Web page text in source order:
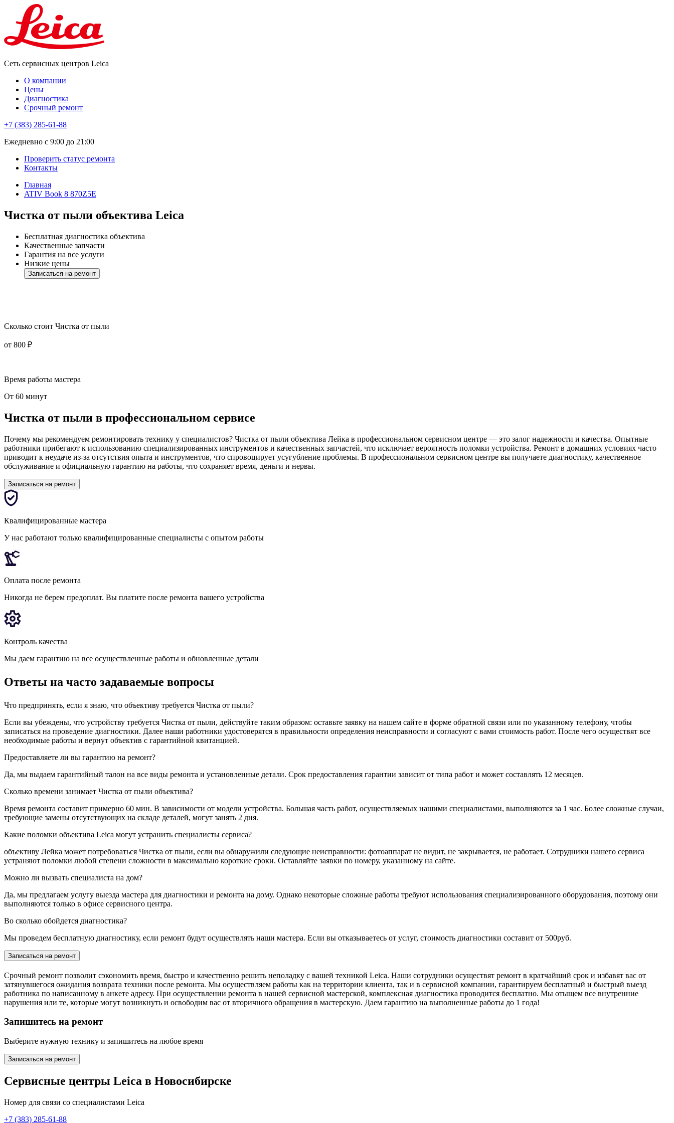
Сеть сервисных центров Leica
О компании
Цены
Диагностика
Срочный ремонт
+7 (383) 285-61-88
Eжедневно с 9:00 до 21:00
Проверить статус ремонта
Контакты
Главная
ATIV Book 8 870Z5E
Чистка от пыли объектива Leica
Бесплатная диагностика объектива
Качественные запчасти
Гарантия на все услуги
Низкие цены
Записаться на ремонт
Сколько стоит Чистка от пыли
от 800 ₽
Время работы мастера
От 60 минут
Чистка от пыли в профессиональном сервисе
Почему мы рекомендуем ремонтировать технику у специалистов? Чистка от пыли объектива Лейка в профессиональном сервисном центре — это залог надежности и качества. Опытные
работники прибегают к использованию специализированных инструментов и качественных запчастей, что исключает вероятность поломки устройства. Ремонт в домашних условиях часто
приводит к неудаче из-за отсутствия опыта и инструментов, что спровоцирует усугубление проблемы. В профессиональном сервисном центре вы получаете диагностику, качественное
обслуживание и официальную гарантию на работы, что сохраняет время, деньги и нервы.
Записаться на ремонт
Квалифицированные мастера
У нас работают только квалифицированные специалисты с опытом работы
Оплата после ремонта
Никогда не берем предоплат. Вы платите после ремонта вашего устройства
Контроль качества
Мы даем гарантию на все осуществленные работы и обновленные детали
Ответы на часто задаваемые вопросы
Что предпринять, если я знаю, что объективу требуется Чистка от пыли?
Если вы убеждены, что устройству требуется Чистка от пыли, действуйте таким образом: оставьте заявку на нашем сайте в форме обратной связи или по указанному телефону, чтобы
записаться на проведение диагностики. Далее наши работники удостоверятся в правильности определения неисправности и согласуют с вами стоимость работ. После чего осуществят все
необходимые работы и вернут объектив с гарантийной квитанцией.
Предоставляете ли вы гарантию на ремонт?
Да, мы выдаем гарантийный талон на все виды ремонта и установленные детали. Срок предоставления гарантии зависит от типа работ и может составлять 12 месяцев.
Сколько времени занимает Чистка от пыли объектива?
Время ремонта составит примерно 60 мин. В зависимости от модели устройства. Большая часть работ, осуществляемых нашими специалистами, выполняются за 1 час. Более сложные случаи,
требующие замены отсутствующих на складе деталей, могут занять 2 дня.
Какие поломки объектива Leica могут устранить специалисты сервиса?
объективу Лейка может потребоваться Чистка от пыли, если вы обнаружили следующие неисправности: фотоаппарат не видит, не закрывается, не работает. Сотрудники нашего сервиса
устраняют поломки любой степени сложности в максимально короткие сроки. Оставляйте заявки по номеру, указанному на сайте.
Можно ли вызвать специалиста на дом?
Да, мы предлагаем услугу выезда мастера для диагностики и ремонта на дому. Однако некоторые сложные работы требуют использования специализированного оборудования, поэтому они
выполняются только в офисе сервисного центра.
Во сколько обойдется диагностика?
Мы проведем бесплатную диагностику, если ремонт будут осуществлять наши мастера. Если вы отказываетесь от услуг, стоимость диагностики составит от 500руб.
Записаться на ремонт
Срочный ремонт позволит сэкономить время, быстро и качественно решить неполадку с вашей техникой Leica. Наши сотрудники осуществят ремонт в кратчайший срок и избавят вас от
затянувшегося ожидания возврата техники после ремонта. Мы осуществляем работы как на территории клиента, так и в сервисной компании, гарантируем бесплатный и быстрый выезд
работника по написанному в анкете адресу. При осуществлении ремонта в нашей сервисной мастерской, комплексная диагностика проводится бесплатно. Мы отыщем все внутренние
нарушения или те, которые могут возникнуть и освободим вас от вторичного обращения в мастерскую. Даем гарантию на выполненные работы до 1 года!
Запишитесь на ремонт
Выберите нужную технику и запишитесь на любое время
Записаться на ремонт
Сервисные центры Leica в Новосибирске
Номер для связи со специалистами Leica
+7 (383) 285-61-88